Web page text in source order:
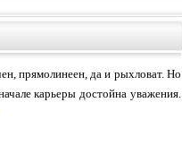
прямолинеен, да и рыхловат. Но
карьеры достойна уважения.